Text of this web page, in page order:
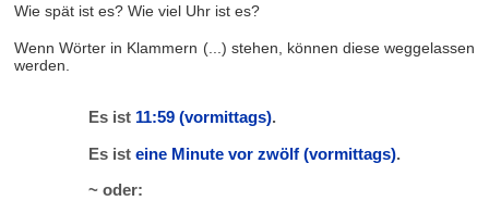
Wie spät ist es? Wie viel Uhr ist es?
Wenn Wörter in Klammern (...) stehen, können diese weggelassen
werden.
Es ist 11:59 (vormittags).
Es ist eine Minute vor zwölf (vormittags).
~ oder: